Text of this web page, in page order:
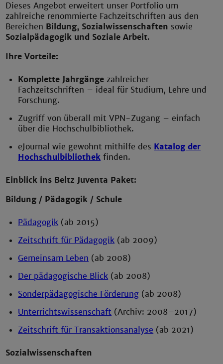
Dieses Angebot erweitert unser Portfolio um
zahlreiche renommierte Fachzeitschriften aus den
Bereichen Bildung, Sozialwissenschaften sowie
Sozialpädagogik und Soziale Arbeit.
Ihre Vorteile:
Komplette Jahrgänge zahlreicher
Fachzeitschriften – ideal für Studium, Lehre und
Forschung.
Zugriff von überall mit VPN-Zugang – einfach
über die Hochschulbibliothek.
eJournal wie gewohnt mithilfe des Katalog der
Hochschulbibliothek finden.
Einblick ins Beltz Juventa Paket:
Bildung / Pädagogik / Schule
Pädagogik (ab 2015)
Zeitschrift für Pädagogik (ab 2009)
Gemeinsam Leben (ab 2008)
Der pädagogische Blick (ab 2008)
Sonderpädagogische Förderung (ab 2008)
Unterrichtswissenschaft (Archiv: 2008–2017)
Zeitschrift für Transaktionsanalyse (ab 2021)
Sozialwissenschaften